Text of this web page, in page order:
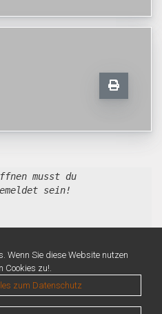
musst du
sein!
Wenn Sie diese Website nutzen
Cookies zu!.
zum Datenschutz